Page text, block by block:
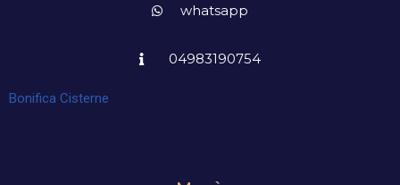
whatsapp
04983190754
Bonifica Cisterne